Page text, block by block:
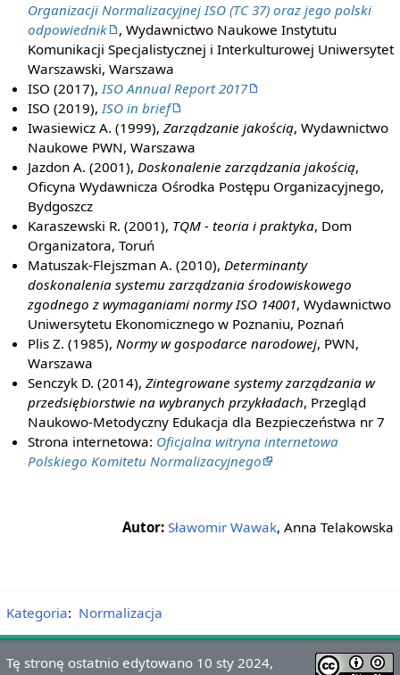
Organizacji Normalizacyjnej ISO (TC 37) oraz jego polski
odpowiednik
, Wydawnictwo Naukowe Instytutu
Komunikacji Specjalistycznej i Interkulturowej Uniwersytet
Warszawski, Warszawa
ISO (2017), ISO Annual Report 2017
ISO (2019), ISO in brief
Iwasiewicz A. (1999),Zarządzanie jakością, Wydawnictwo
Naukowe PWN, Warszawa
Jazdon A. (2001), Doskonalenie zarządzania jakością,
Oficyna Wydawnicza Ośrodka Postępu Organizacyjnego,
Bydgoszcz
Karaszewski R. (2001), TQM - teoria i praktyka, Dom
Organizatora, Toruń
Matuszak-Flejszman A. (2010), Determinanty
doskonalenia systemu zarządzania środowiskowego
zgodnego z wymaganiami normy ISO 14001, Wydawnictwo
Uniwersytetu Ekonomicznego w Poznaniu, Poznań
Plis Z. (1985), Normy w gospodarce narodowej, PWN,
Warszawa
Senczyk D. (2014),Zintegrowane systemy zarządzania w
przedsiębiorstwie na wybranych przykładach, Przegląd
Naukowo-Metodyczny Edukacja dla Bezpieczeństwa nr 7
Strona internetowa: Oficjalna witryna internetowa
Polskiego Komitetu Normalizacyjnego
Autor: Sławomir Wawak, Anna Telakowska
Kategoria: Normalizacja
Tę stronę ostatnio edytowano 10 sty 2024,